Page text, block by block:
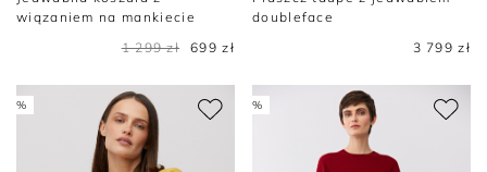
wiązaniem na mankiecie
1 299 zł
699 zł
doubleface
3 799 zł
% %